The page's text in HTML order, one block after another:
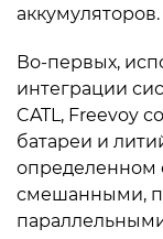
аккумуляторов.
Во-первых,
интеграции
CATL, Freevoy
батареи и
определенном
смешанными,